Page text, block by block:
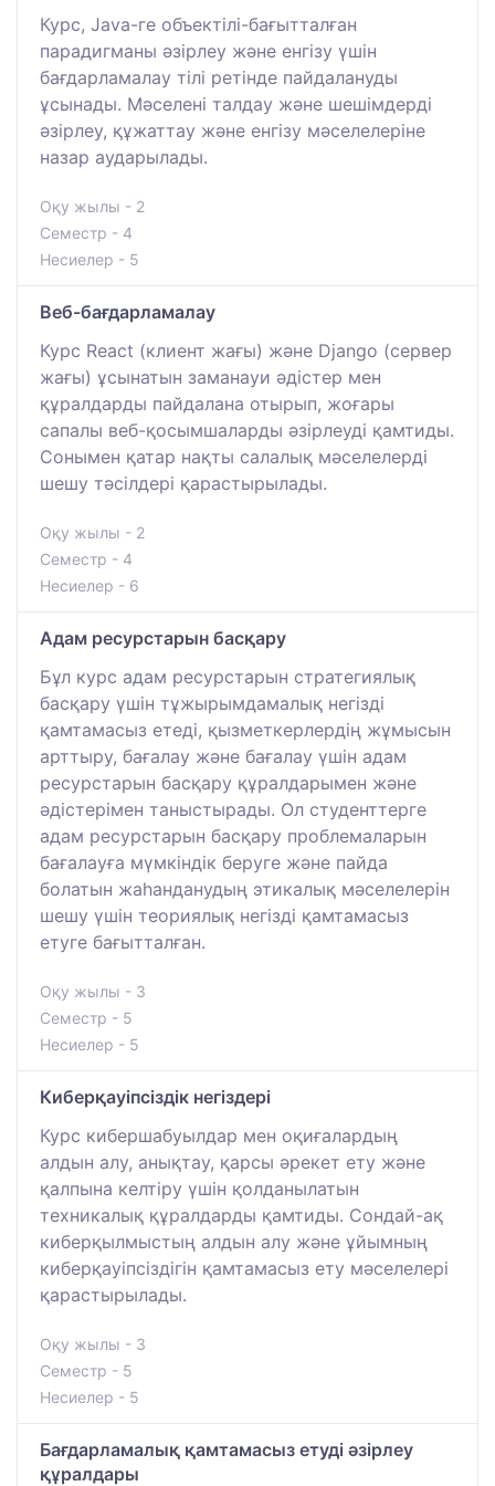
Курс, Java-ге объектілі-бағытталған
парадигманы әзірлеу және енгізу үшін
бағдарламалау тілі ретінде пайдалануды
ұсынады. Мәселені талдау және шешімдерді
әзірлеу, құжаттау және енгізу мәселелеріне
назар аударылады.
Оқу жылы - 2
Семестр - 4
Несиелер - 5
Веб-бағдарламалау
Курс React (клиент жағы) және Django (сервер
жағы) ұсынатын заманауи әдістер мен
құралдарды пайдалана отырып, жоғары
сапалы веб-қосымшаларды әзірлеуді қамтиды.
Сонымен қатар нақты салалық мәселелерді
шешу тәсілдері қарастырылады.
Оқу жылы - 2
Семестр - 4
Несиелер - 6
Адам ресурстарын басқару
Бұл курс адам ресурстарын стратегиялық
басқару үшін тұжырымдамалық негізді
қамтамасыз етеді, қызметкерлердің жұмысын
арттыру, бағалау және бағалау үшін адам
ресурстарын басқару құралдарымен және
әдістерімен таныстырады. Ол студенттерге
адам ресурстарын басқару проблемаларын
бағалауға мүмкіндік беруге және пайда
болатын жаһанданудың этикалық мәселелерін
шешу үшін теориялық негізді қамтамасыз
етуге бағытталған.
Оқу жылы - 3
Семестр - 5
Несиелер - 5
Киберқауіпсіздік негіздері
Курс кибершабуылдар мен оқиғалардың
алдын алу, анықтау, қарсы әрекет ету және
қалпына келтіру үшін қолданылатын
техникалық құралдарды қамтиды. Сондай-ақ
киберқылмыстың алдын алу және ұйымның
киберқауіпсіздігін қамтамасыз ету мәселелері
қарастырылады.
Оқу жылы - 3
Семестр - 5
Несиелер - 5
Бағдарламалық қамтамасыз етуді әзірлеу
құралдары